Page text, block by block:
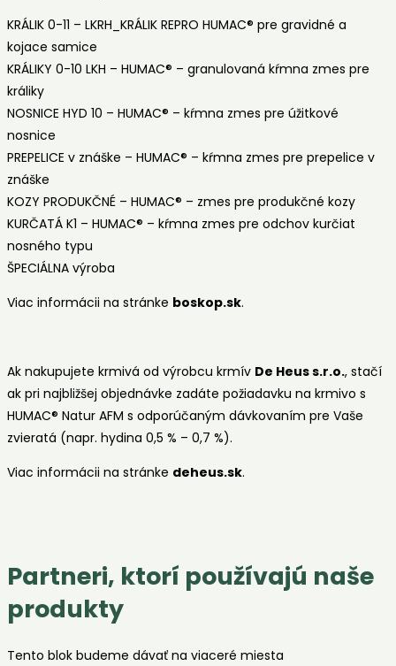
KRÁLIK 0-11 – LKRH_KRÁLIK REPRO HUMAC® pre gravidné a
kojace samice
KRÁLIKY 0-10 LKH – HUMAC® – granulovaná kŕmna zmes pre
králiky
NOSNICE HYD 10 – HUMAC® – kŕmna zmes pre úžitkové
nosnice
PREPELICE v znáške – HUMAC® – kŕmna zmes pre prepelice v
znáške
KOZY PRODUKČNÉ – HUMAC® – zmes pre produkčné kozy
KURČATÁ K1 – HUMAC® – kŕmna zmes pre odchov kurčiat
nosného typu
ŠPECIÁLNA výroba
Viac informácii na stránke boskop.sk.
Ak nakupujete krmivá od výrobcu krmív De Heus s.r.o., stačí
ak pri najbližšej objednávke zadáte požiadavku na krmivo s
HUMAC® Natur AFM s odporúčaným dávkovaním pre Vaše
zvieratá (napr. hydina 0,5 % – 0,7 %).
Viac informácii na stránke deheus.sk.
Partneri, ktorí používajú naše
produkty
Tento blok budeme dávať na viaceré miesta